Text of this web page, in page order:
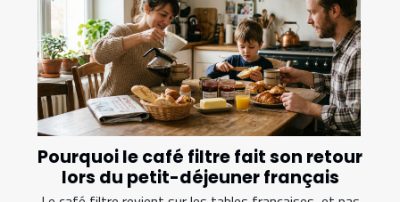
Pourquoi le café filtre fait son retour
lors du petit-déjeuner français